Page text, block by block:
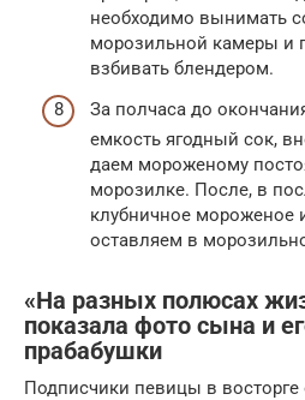
необходимо вынимать
морозильной камеры и
взбивать блендером.
За полчаса до
емкость ягодный сок,
даем мороженому
морозилке. После, в
клубничное мороженое
оставляем в
«На разных полюсах
показала фото сына и
прабабушки
Подписчики певицы в восторге